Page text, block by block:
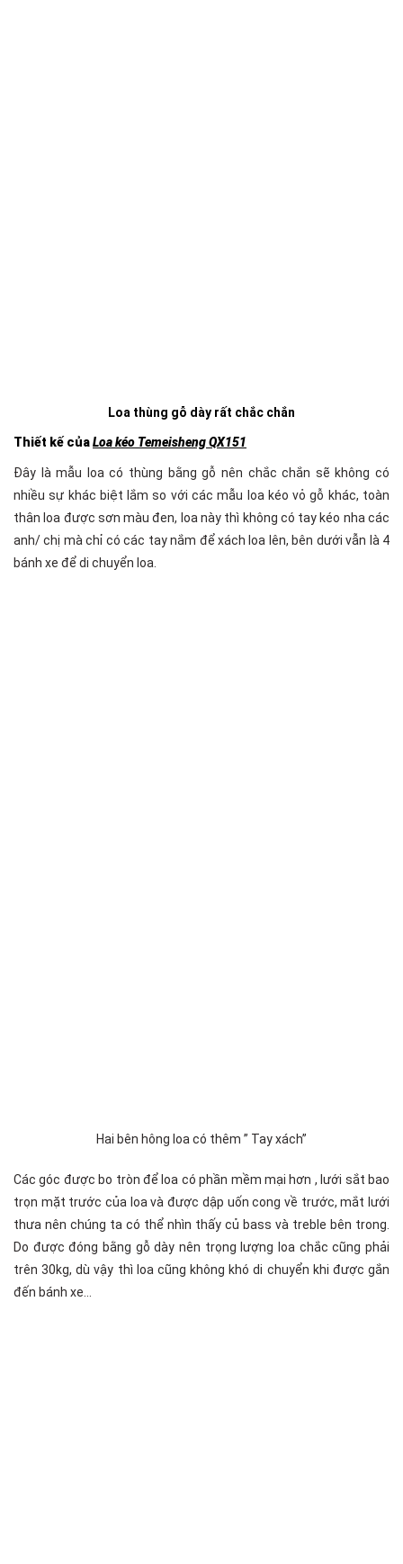
Loa thùng gỗ dày rất chắc chắn
Thiết kế củaLoa kéo Temeisheng QX151
Đây là mẫu loa có thùng bằng gỗ nên chắc chắn sẽ không có
nhiều sự khác biệt lắm so với các mẫu loa kéo vỏ gỗ khác, toàn
thân loa được sơn màu đen, loa này thì không có tay kéo nha các
anh/ chị mà chỉ có các tay nắm để xách loa lên, bên dưới vẫn là 4
bánh xe để di chuyển loa.
Hai bên hông loa có thêm ” Tay xách”
Các góc được bo tròn để loa có phần mềm mại hơn , lưới sắt bao
trọn mặt trước của loa và được dập uốn cong về trước, mắt lưới
thưa nên chúng ta có thể nhìn thấy củ bass và treble bên trong.
Do được đóng bằng gỗ dày nên trọng lượng loa chắc cũng phải
trên 30kg, dù vậy thì loa cũng không khó di chuyển khi được gắn
đến bánh xe…